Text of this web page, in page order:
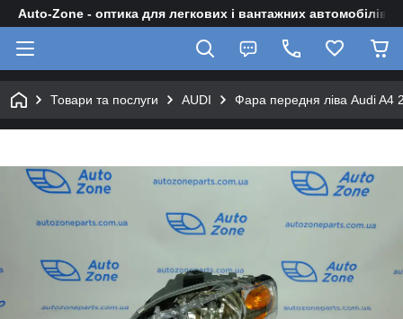
Auto-Zone - оптика для легкових і вантажних автомобілів
Товари та послуги AUDI Фара передня ліва Audi A4